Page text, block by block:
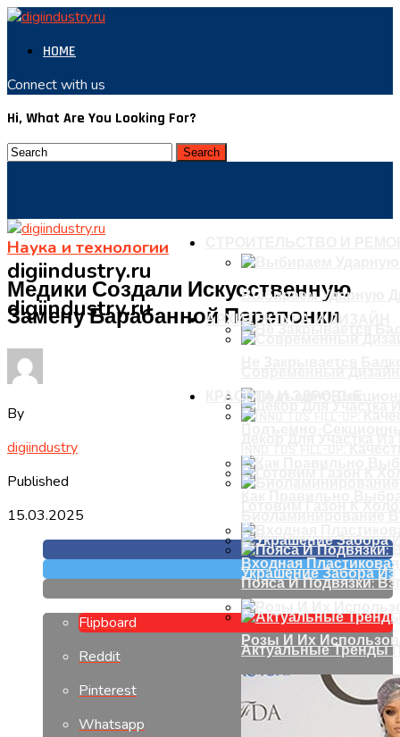
HOME
Connect with us
Hi, What Are You Looking For?
digiindustry.ru
digiindustry.ru
Выбираем Ударную
Входная
АРХИТЕКТУРА И ДИЗАЙН
Украшение Забора
Розы И Их
КРАСОТА И ЗДРОВЬЕ
Пояса И Подвязки:
Актуальные Тренды
Наука и технологии
Медики Создали Искусственную
Замену Барабанной Перепонки
By
digiindustry
Published
15.03.2025
Flipboard
Reddit
Pinterest
Whatsapp